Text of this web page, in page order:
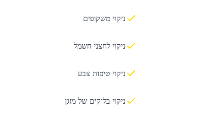
ניקוי משקופים
ניקוי לחצני חשמל
ניקוי טיפות צבע
ניקוי בלוקים של מזגן